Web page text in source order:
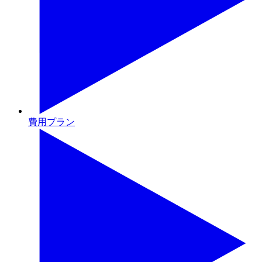
費用プラン